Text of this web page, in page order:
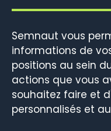
Semnaut vous
informations de
positions au sein
actions que vous
souhaitez faire et
personnalisés et